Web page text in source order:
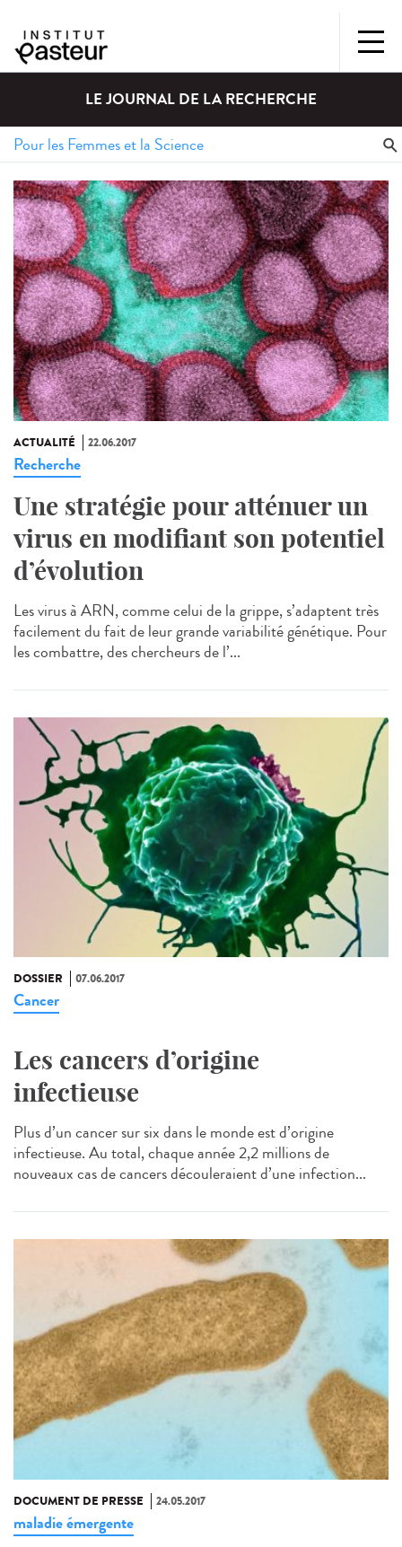
LE JOURNAL DE LA RECHERCHE
ACTUALITÉ 22.06.2017
Recherche
Une stratégie pour atténuer un
virus en modifiant son potentiel
d’évolution
Les virus à ARN, comme celui de la grippe, s’adaptent très
facilement du fait de leur grande variabilité génétique. Pour
les combattre, des chercheurs de l’...
DOSSIER 07.06.2017
Cancer
Les cancers d’origine
infectieuse
Plus d’un cancer sur six dans le monde est d’origine
infectieuse. Au total, chaque année 2,2 millions de
nouveaux cas de cancers découleraient d’une infection...
DOCUMENT DE PRESSE 24.05.2017
maladie émergente